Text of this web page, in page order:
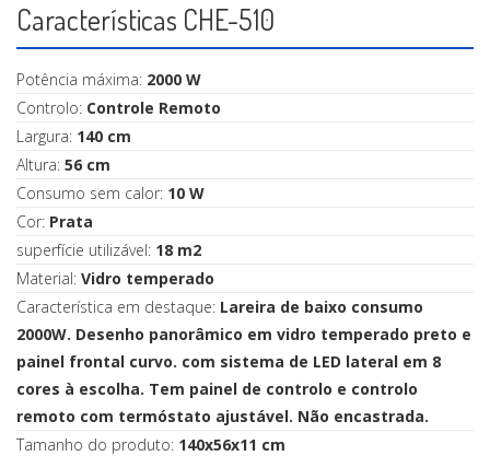
Características CHE-510
Potência máxima: 2000 W
Controlo: Controle Remoto
Largura: 140 cm
Altura: 56 cm
Consumo sem calor: 10 W
Cor: Prata
superfície utilizável: 18 m2
Material: Vidro temperado
Característica em destaque: Lareira de baixo consumo
2000W. Desenho panorâmico em vidro temperado preto e
painel frontal curvo. com sistema de LED lateral em 8
cores à escolha. Tem painel de controlo e controlo
remoto com termóstato ajustável. Não encastrada.
Tamanho do produto: 140x56x11 cm